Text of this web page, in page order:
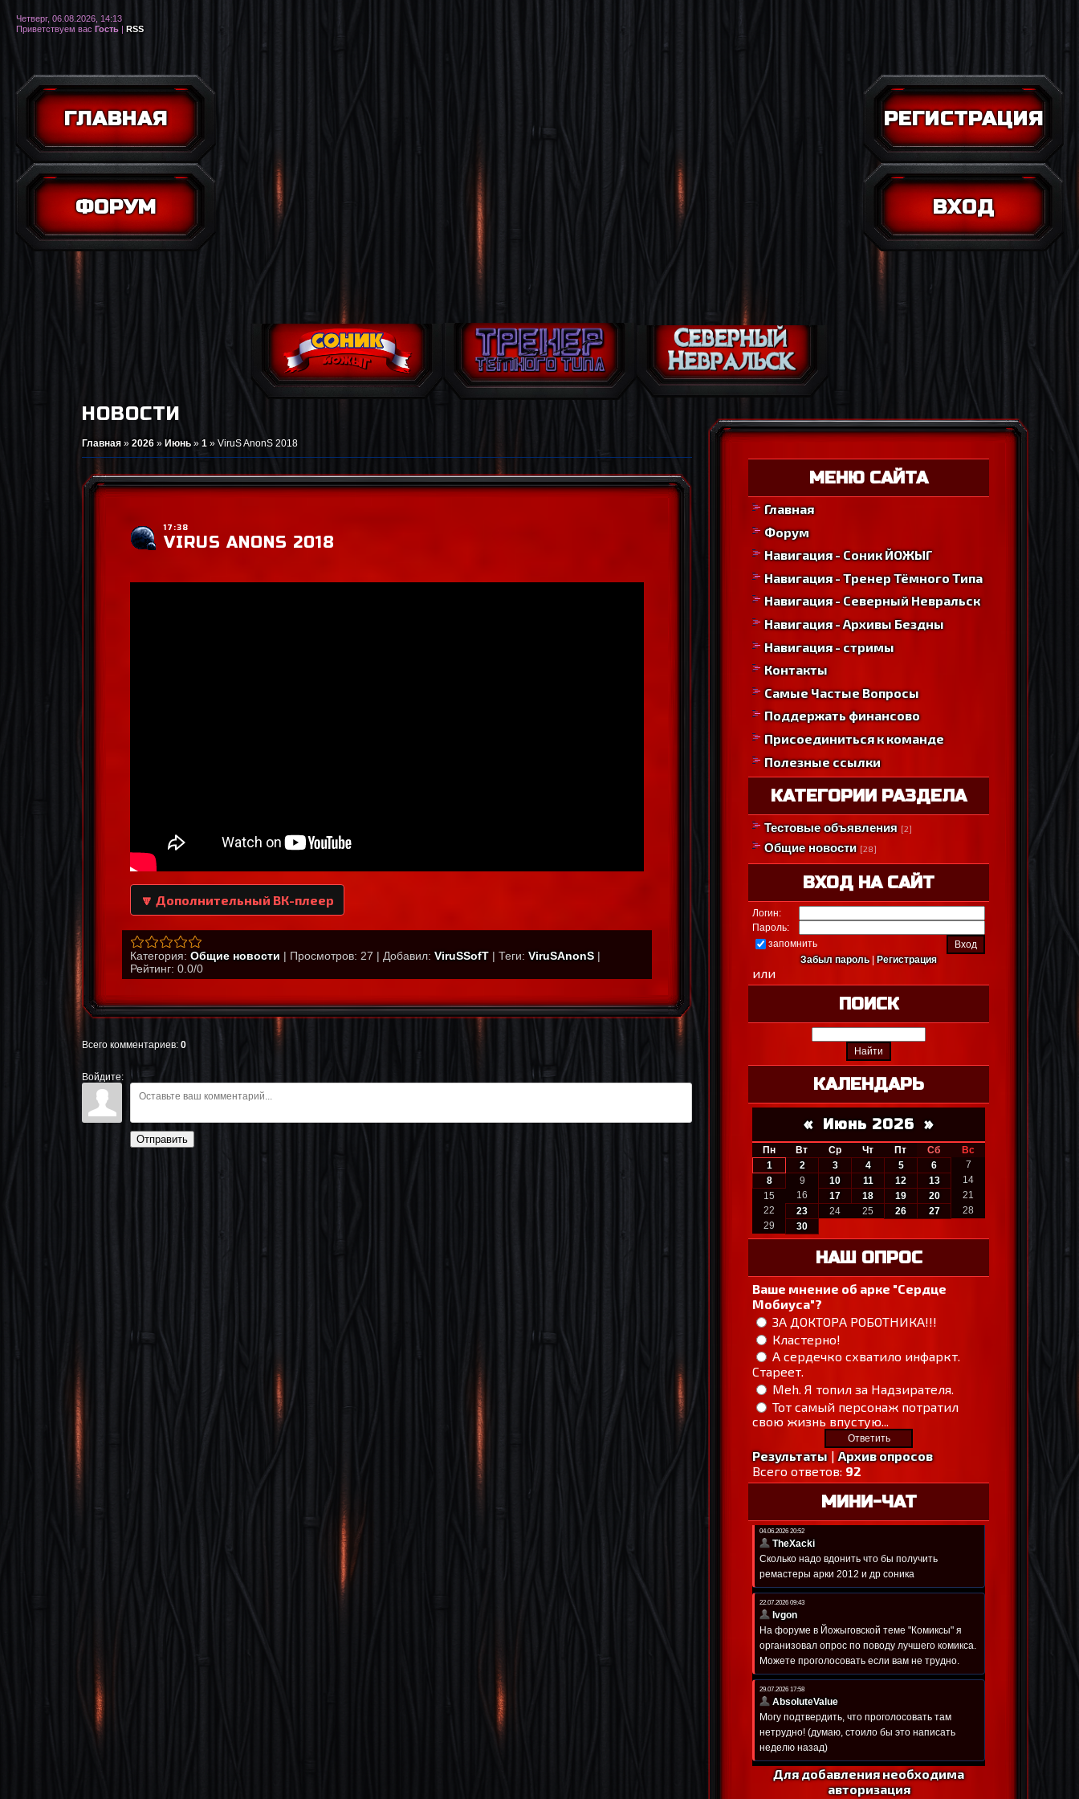
ГЛАВНАЯ
ФОРУМ
РЕГИСТРАЦИЯ
ВХОД
Четверг, 06.08.2026, 14:13
Приветствуем вас Гость | RSS
НОВОСТИ
Главная » 2026 » Июнь » 1 » ViruS AnonS 2018
17:38
VIRUS ANONS 2018
🔽 Дополнительный ВК-плеер
Категория: Общие новости | Просмотров: 27 | Добавил: ViruSSofT | Теги: ViruSAnonS |
Рейтинг: 0.0/0
Всего комментариев: 0
Войдите:
Отправить
МЕНЮ САЙТА
Главная
Форум
Навигация - Соник ЙОЖЫГ
Навигация - Тренер Тёмного Типа
Навигация - Северный Невральск
Навигация - Архивы Бездны
Навигация - стримы
Контакты
Самые Частые Вопросы
Поддержать финансово
Присоединиться к команде
Полезные ссылки
КАТЕГОРИИ РАЗДЕЛА
Тестовые объявления [2]
Общие новости [28]
ВХОД НА САЙТ
Логин:
Пароль:
запомнить
Забыл пароль|Регистрация
или
ПОИСК
КАЛЕНДАРЬ
« Июнь 2026 »
Пн Вт Ср Чт Пт Сб
Вс
1
2 3 4 5 6
7
8
9 10 11 12 13
14
15
16 17 18 19 20
21
22
23 24 25 26 27
28
29
30
НАШ ОПРОС
Ваше мнение об арке "Сердце
Мобиуса"?
ЗА ДОКТОРА РОБОТНИКА!!!
Кластерно!
А сердечко схватило инфаркт.
Стареет.
Meh. Я топил за Надзирателя.
Тот самый персонаж потратил
свою жизнь впустую...
Результаты|Архив опросов
Всего ответов: 92
МИНИ-ЧАТ
Для добавления необходима
авторизация